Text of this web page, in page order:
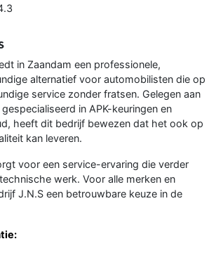
in Zaandam een professionele,
alternatief voor automobilisten die op
service zonder fratsen. Gelegen aan
in APK-keuringen en
heeft dit bedrijf bewezen dat het ook op
kan leveren.
voor een service-ervaring die verder
werk. Voor alle merken en
J.N.S een betrouwbare keuze in de